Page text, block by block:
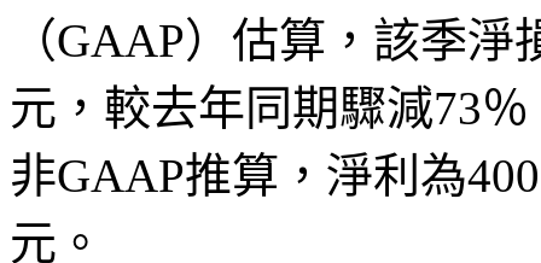
（GAAP）估算，該季
元，較去年同期驟減73
非GAAP推算，淨利為
元。